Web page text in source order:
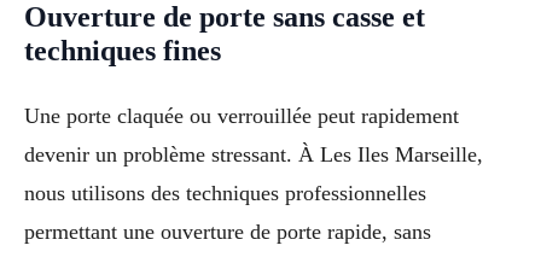
Ouverture de porte sans casse et
techniques fines
Une porte claquée ou verrouillée peut rapidement
devenir un problème stressant. À Les Iles Marseille,
nous utilisons des techniques professionnelles
permettant une ouverture de porte rapide, sans